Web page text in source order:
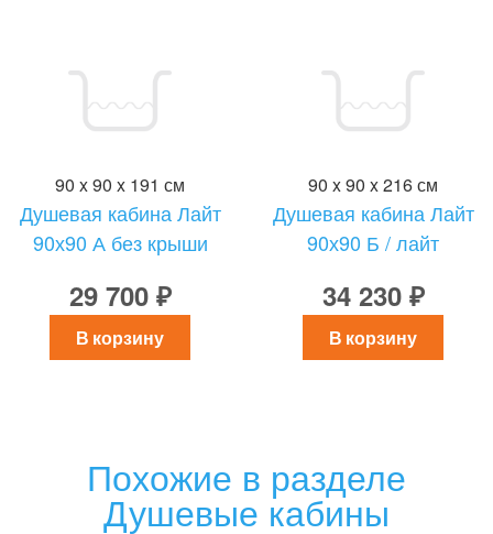
90 x 90 x 191 см
Душевая кабина Лайт
90х90 А без крыши
29 700 ₽
В корзину
90 x 90 x 216 см
Душевая кабина Лайт
90х90 Б / лайт
34 230 ₽
В корзину
Похожие в разделе
Душевые кабины